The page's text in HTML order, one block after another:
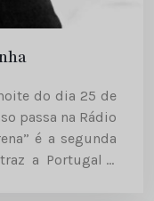
do dia 25 de
passa na Rádio
é a segunda
a Portugal a